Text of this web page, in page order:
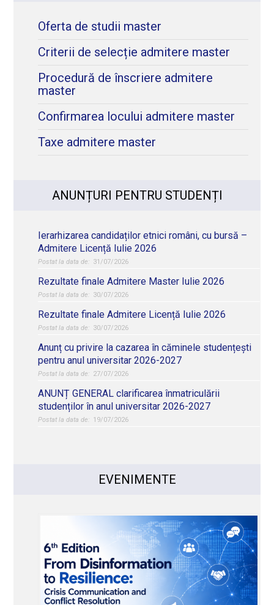
Oferta de studii master
Criterii de selecție admitere master
Procedură de înscriere admitere
master
Confirmarea locului admitere master
Taxe admitere master
ANUNȚURI PENTRU STUDENȚI
Ierarhizarea candidaților etnici români, cu bursă –
Admitere Licență Iulie 2026
31/07/2026
Rezultate finale Admitere Master Iulie 2026
30/07/2026
Rezultate finale Admitere Licență Iulie 2026
30/07/2026
Anunț cu privire la cazarea în căminele studențești
pentru anul universitar 2026-2027
27/07/2026
ANUNȚ GENERAL clarificarea înmatriculării
studenților în anul universitar 2026-2027
19/07/2026
EVENIMENTE